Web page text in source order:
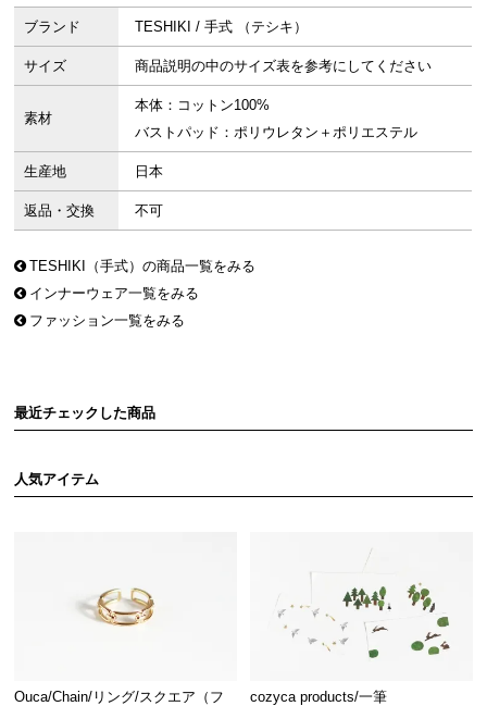
ブランド TESHIKI / 手式 （テシキ）
サイズ 商品説明の中のサイズ表を参考にしてください
素材
本体：コットン100%
バストパッド：ポリウレタン＋ポリエステル
生産地 日本
返品・交換 不可
TESHIKI（手式）の商品一覧をみる
インナーウェア一覧をみる
ファッション一覧をみる
最近チェックした商品
人気アイテム
Ouca/Chain/リング/スクエア（フ
cozyca products/一筆